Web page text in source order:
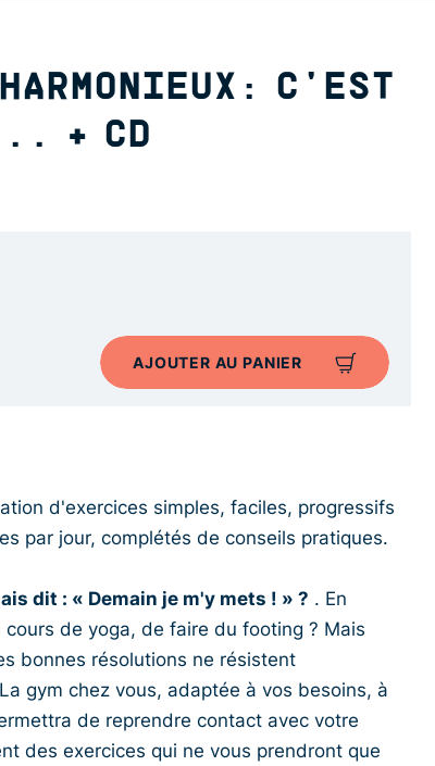
C'EST
+ CD
AJOUTER AU PANIER
d'exercices simples, faciles, progressifs
par jour, complétés de conseils pratiques.
dit : « Demain je m'y mets ! » ? . En
de yoga, de faire du footing ? Mais
bonnes résolutions ne résistent
La gym chez vous, adaptée à vos besoins, à
de reprendre contact avec votre
des exercices qui ne vous prendront que